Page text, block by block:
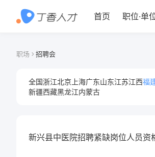
首页 职位·单
职场 招聘会
全国浙江北京 上海广东山东江苏江西福
新疆西藏黑龙江内蒙古
新兴县中医院招聘紧缺岗位人员资